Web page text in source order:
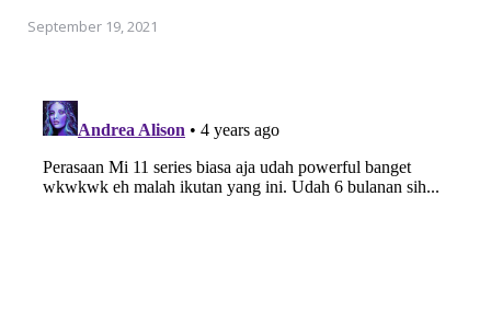
September 19, 2021